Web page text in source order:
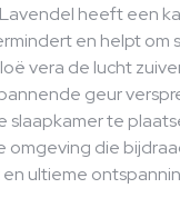
heeft een
en helpt om
vera de lucht
geur
slaapkamer te
omgeving die
ultieme